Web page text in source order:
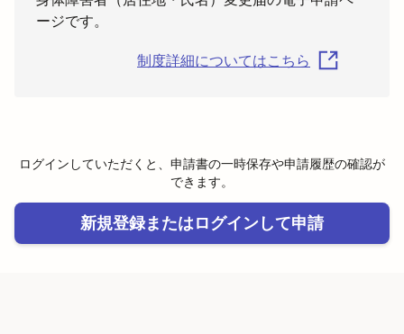
ージです。
制度詳細についてはこちら
ログインしていただくと、申請書の一時保存や申請履歴の確認が
できます。
新規登録またはログインして申請